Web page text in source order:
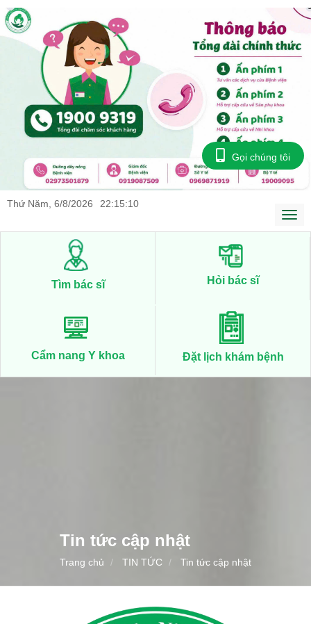
Gọi chúng tôi
Thứ Năm, 6/8/2026 22:15:10
Tìm bác sĩ Hỏi bác sĩ
Cẩm nang Y khoa Đặt lịch khám bệnh
Tin tức cập nhật
Trang chủ TIN TỨC Tin tức cập nhật